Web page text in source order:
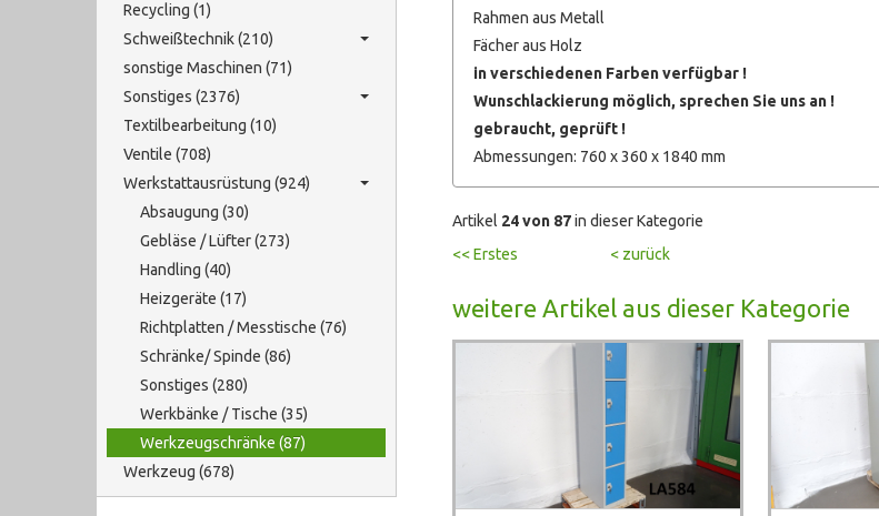
Recycling (1)
Schweißtechnik (210)
sonstige Maschinen (71)
Sonstiges (2376)
Textilbearbeitung (10)
Ventile (708)
Werkstattausrüstung (924)
Absaugung (30)
Gebläse / Lüfter (273)
Handling (40)
Heizgeräte (17)
Richtplatten / Messtische (76)
Schränke/ Spinde (86)
Sonstiges (280)
Werkbänke / Tische (35)
Werkzeugschränke (87)
Werkzeug (678)
Rahmen aus Metall
Fächer aus Holz
in verschiedenen Farben verfügbar !
Wunschlackierung möglich, sprechen Sie uns an !
gebraucht, geprüft !
Abmessungen: 760 x 360 x 1840 mm
Artikel 24 von 87in dieser Kategorie
<< Erstes
< zurück
weitere Artikel aus dieser Kategorie